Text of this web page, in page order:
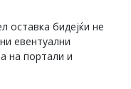
оставка бидејќи не
евентуални
на портали и